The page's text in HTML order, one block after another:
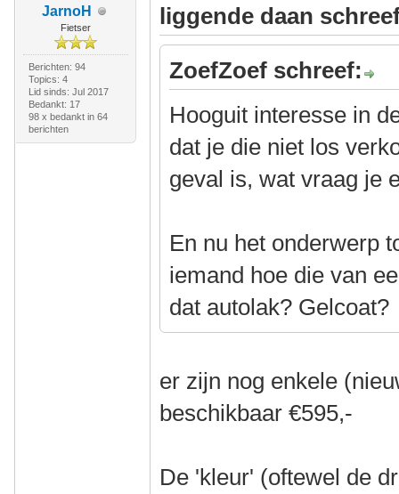
JarnoH
Fietser
Berichten: 94
Topics: 4
Lid sinds: Jul 2017
Bedankt: 17
98 x bedankt in 64
berichten
liggende daan
ZoefZoef schreef:
Hooguit interesse in
dat je die niet los
geval is, wat vraag je
En nu het onderwerp
iemand hoe die van
dat autolak? Gelcoat?
er zijn nog enkele
beschikbaar €595,-
De 'kleur' (oftewel de